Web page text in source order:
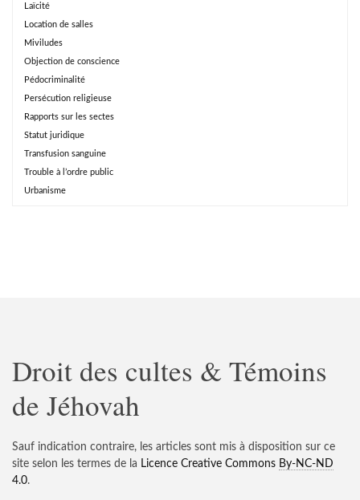
Laïcité
Location de salles
Miviludes
Objection de conscience
Pédocriminalité
Persécution religieuse
Rapports sur les sectes
Statut juridique
Transfusion sanguine
Trouble à l’ordre public
Urbanisme
Droit des cultes & Témoins
de Jéhovah
Sauf indication contraire, les articles sont mis à disposition sur ce
site selon les termes de la Licence Creative Commons By-NC-ND
4.0.